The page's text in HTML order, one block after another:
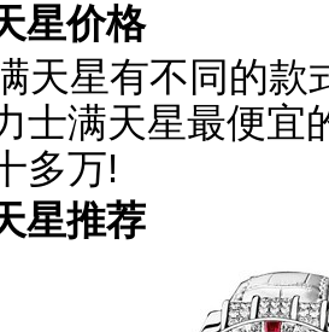
星价格
天星有不同的款
士满天星最便宜
多万!
星推荐